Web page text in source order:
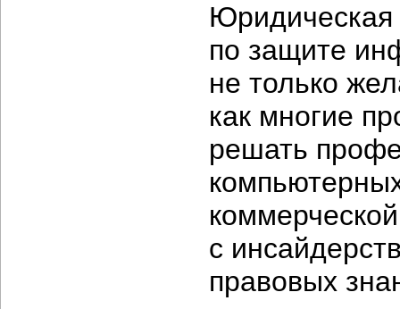
Юридическая
по защите
не только
как многие
решать
с
правовых